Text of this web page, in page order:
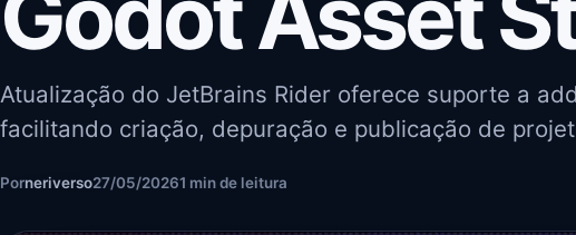
Atualização do JetBrains Rider oferece suporte a
facilitando criação, depuração e publicação de
Porneriverso27/05/20261 min de leitura